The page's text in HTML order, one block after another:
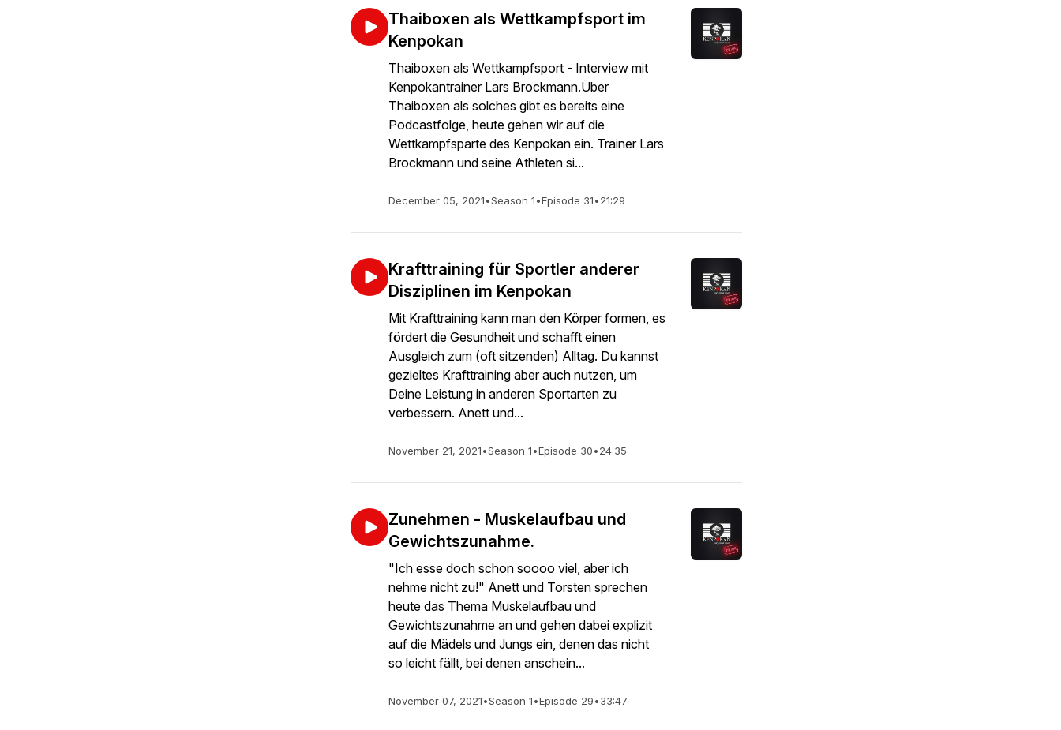
Thaiboxen als Wettkampfsport im
Kenpokan
Thaiboxen als Wettkampfsport - Interview mit
Kenpokantrainer Lars Brockmann.Über
Thaiboxen als solches gibt es bereits eine
Podcastfolge, heute gehen wir auf die
Wettkampfsparte des Kenpokan ein. Trainer Lars
Brockmann und seine Athleten si...
December 05, 2021•Season 1•Episode 31•21:29
Krafttraining für Sportler anderer
Disziplinen im Kenpokan
Mit Krafttraining kann man den Körper formen, es
fördert die Gesundheit und schafft einen
Ausgleich zum (oft sitzenden) Alltag. Du kannst
gezieltes Krafttraining aber auch nutzen, um
Deine Leistung in anderen Sportarten zu
verbessern. Anett und...
November 21, 2021•Season 1•Episode 30•24:35
Zunehmen - Muskelaufbau und
Gewichtszunahme.
"Ich esse doch schon soooo viel, aber ich
nehme nicht zu!" Anett und Torsten sprechen
heute das Thema Muskelaufbau und
Gewichtszunahme an und gehen dabei explizit
auf die Mädels und Jungs ein, denen das nicht
so leicht fällt, bei denen anschein...
November 07, 2021•Season 1•Episode 29•33:47